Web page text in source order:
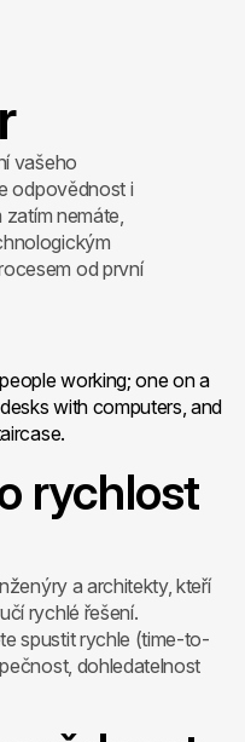
vašeho
odpovědnost i
nemáte,
od první
rychlost
a architekty, kteří
rychlé řešení.
spustit rychle (time-to-
dohledatelnost